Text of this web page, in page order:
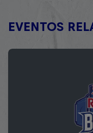
EVENTOS